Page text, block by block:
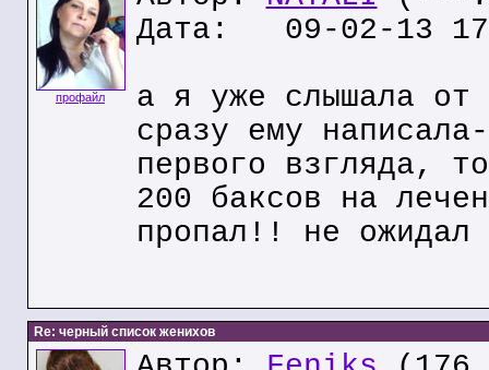
профайл
Дата: 09-02-13
а я уже слышала от
сразу ему
первого взгляда,
200 баксов на
пропал!! не ожидал
Re: черный список женихов